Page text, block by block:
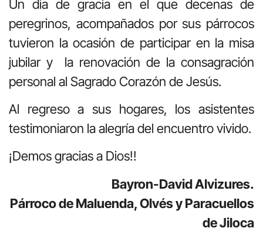
Un dia de gracia en el que decenas de
peregrinos, acompañados por sus párrocos
tuvieron la ocasión de participar en la misa
jubilar y la renovación de la consagración
personal al Sagrado Corazón de Jesús.
Al regreso a sus hogares, los asistentes
testimoniaron la alegría del encuentro vivido.
¡Demos gracias a Dios!!
Bayron-David Alvizures.
Párroco de Maluenda, Olvés y Paracuellos
de Jiloca